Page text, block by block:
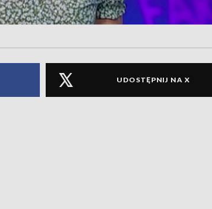
UDOSTĘPNIJ NA X